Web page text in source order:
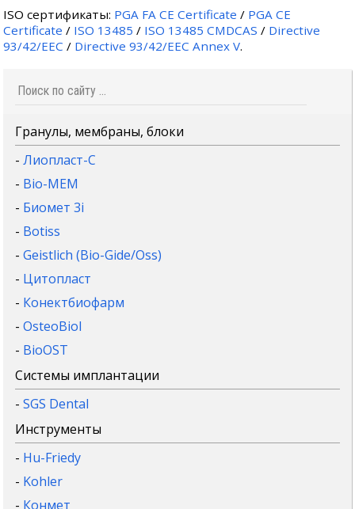
ISO сертификаты: PGA FA CE Certificate / PGA CE
Certificate / ISO 13485 / ISO 13485 CMDCAS / Directive
93/42/EEC / Directive 93/42/EEC Annex V.
Гранулы, мембраны, блоки
-Лиопласт-С
- Bio-MEM
- Биомет 3i
- Botiss
-Geistlich (Bio-Gide/Oss)
- Цитопласт
- Конектбиофарм
-OsteoBiol
- BioOST
Системы имплантации
-SGS Dental
Инструменты
- Hu-Friedy
- Kohler
- Конмет